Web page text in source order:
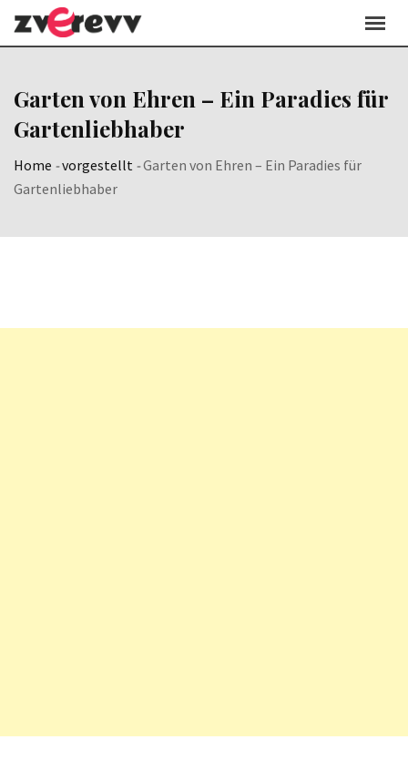
Skip
Garten von Ehren – Ein Paradies für
Gartenliebhaber
Home -vorgestellt -Garten von Ehren – Ein Paradies für
Gartenliebhaber